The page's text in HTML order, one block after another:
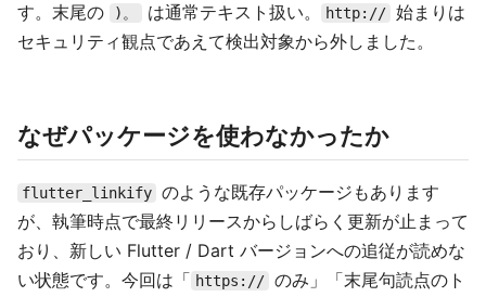
す。末尾の
)。 は通常テキスト扱い。 http:// 始まりは
セキュリティ観点であえて検出対象から外しました。
なぜパッケージを使わなかったか
flutter_linkify のような既存パッケージもあります
が、執筆時点で最終リリースからしばらく更新が止まって
おり、新しい Flutter / Dart バージョンへの追従が読めな
い状態です。今回は「 https:// のみ」「末尾句読点のト